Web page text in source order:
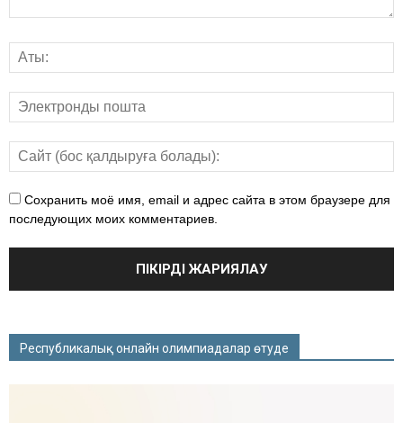
Сохранить моё имя, email и адрес сайта в этом браузере для
последующих моих комментариев.
Республикалық онлайн олимпиадалар өтуде